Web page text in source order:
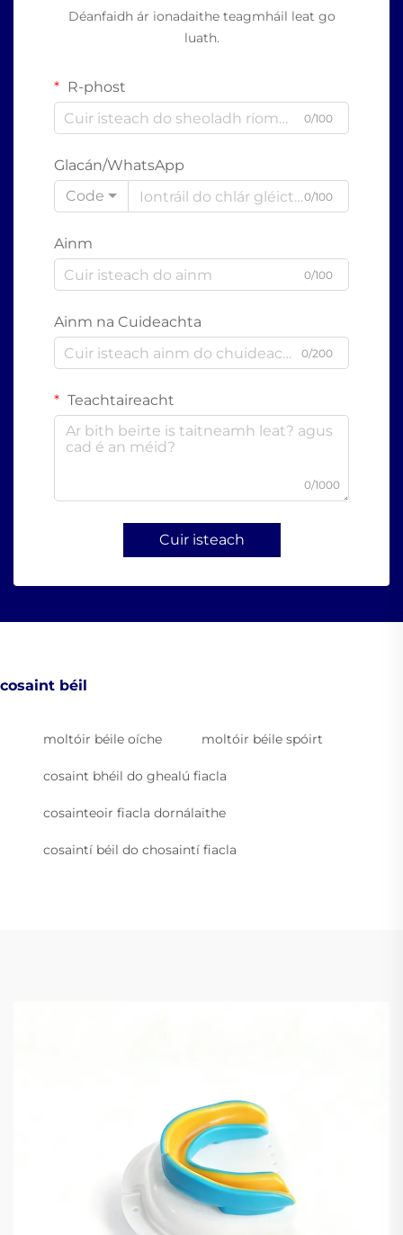
Déanfaidh ár ionadaithe teagmháil leat go
luath.
R-phost
0/100
Glacán/WhatsApp
Code
0/100
Ainm
0/100
Ainm na Cuideachta
0/200
Teachtaireacht
0/1000
Cuir isteach
cosaint béil
moltóir béile oíche moltóir béile spóirt
cosaint bhéil do ghealú fiacla
cosainteoir fiacla dornálaithe
cosaintí béil do chosaintí fiacla